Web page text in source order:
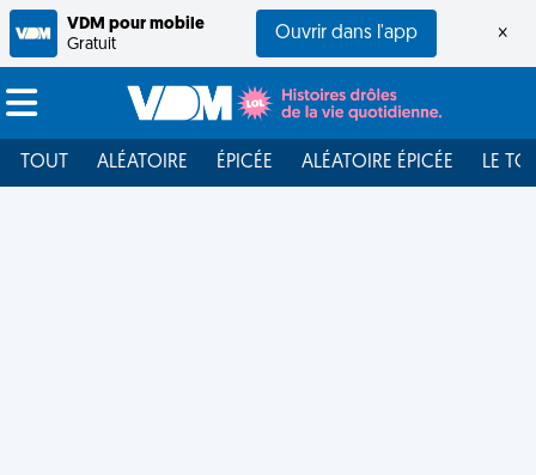
VDM pour mobile
Gratuit
Ouvrir dans l'app ×
TOUT ALÉATOIRE ÉPICÉE ALÉATOIRE ÉPICÉE LE